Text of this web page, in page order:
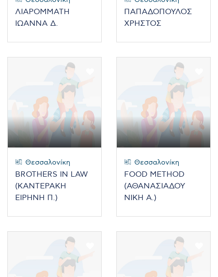
ΛΙΑΡΟΜΜΑΤΗ
ΙΩΑΝΝΑ Δ.
ΠΑΠΑΔΟΠΟΥΛΟΣ
ΧΡΗΣΤΟΣ
Θεσσαλονίκη
BROTHERS IN LAW
(ΚΑΝΤΕΡΑΚΗ
ΕΙΡΗΝΗ Π.)
Θεσσαλονίκη
FOOD METHOD
(ΑΘΑΝΑΣΙΑΔΟΥ
ΝΙΚΗ Α.)